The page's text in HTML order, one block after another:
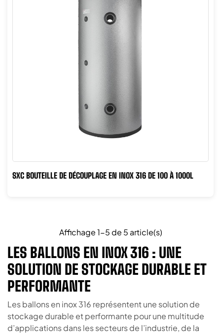
SXC BOUTEILLE DE DÉCOUPLAGE EN INOX 316 DE 100 À 1000L
Affichage 1-5 de 5 article(s)
LES BALLONS EN INOX 316 : UNE
SOLUTION DE STOCKAGE DURABLE ET
PERFORMANTE
Les ballons en inox 316 représentent une solution de
stockage durable et performante pour une multitude
d’applications dans les secteurs de l’industrie, de la